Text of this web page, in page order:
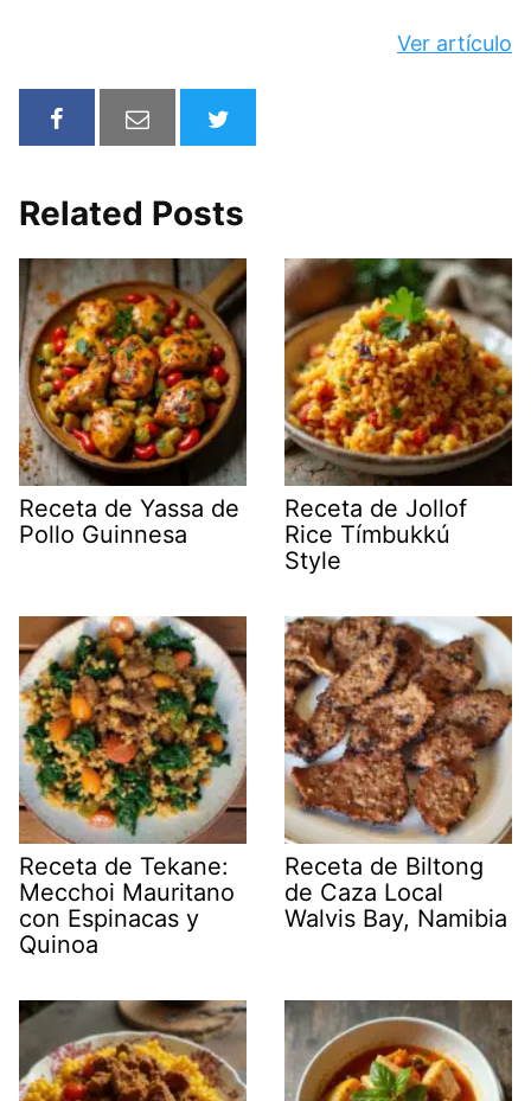
Ver artículo
Related Posts
Receta de Yassa de
Pollo Guinnesa
Receta de Jollof
Rice Tímbukkú
Style
Receta de Tekane:
Mecchoi Mauritano
con Espinacas y
Quinoa
Receta de Biltong
de Caza Local
Walvis Bay, Namibia